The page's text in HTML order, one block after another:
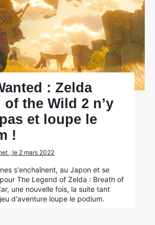
: Zelda
of the Wild 2 n’y
et loupe le
!
, le 2 mars 2022
s'enchaînent, au Japon et se
The Legend of Zelda : Breath of
une nouvelle fois, la suite tant
d'aventure loupe le podium.